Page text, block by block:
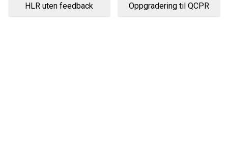
HLR uten feedback Oppgradering til QCPR